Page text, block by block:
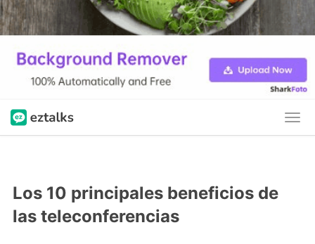
Los 10 principales beneficios de
las teleconferencias